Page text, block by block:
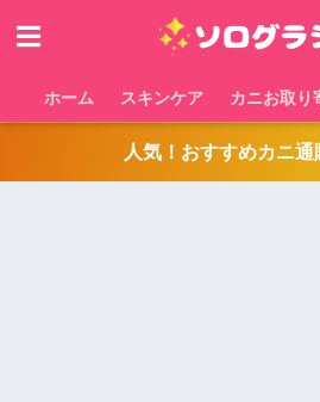
ホーム スキンケア カニお取り
人気！おすすめカニ通